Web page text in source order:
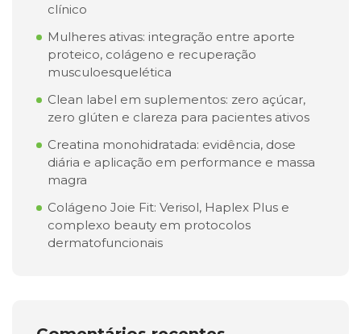
clínico
Mulheres ativas: integração entre aporte
proteico, colágeno e recuperação
musculoesquelética
Clean label em suplementos: zero açúcar,
zero glúten e clareza para pacientes ativos
Creatina monohidratada: evidência, dose
diária e aplicação em performance e massa
magra
Colágeno Joie Fit: Verisol, Haplex Plus e
complexo beauty em protocolos
dermatofuncionais